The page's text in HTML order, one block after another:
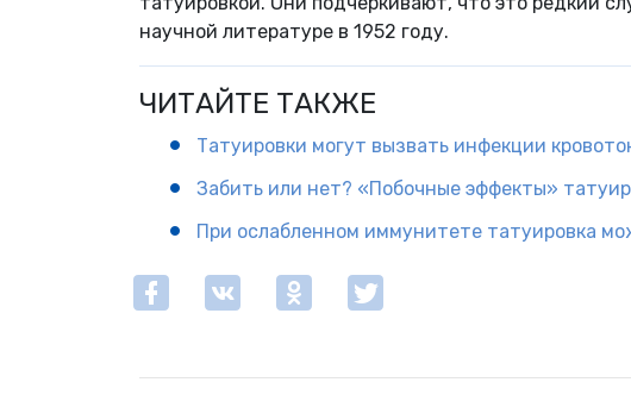
научной литературе в 1952 году.
ЧИТАЙТЕ ТАКЖЕ
Татуировки могут вызвать инфекции
Забить или нет? «Побочные эффекты»
При ослабленном иммунитете татуировка